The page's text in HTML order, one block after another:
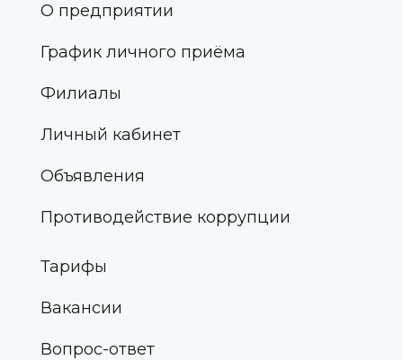
О предприятии
График личного приёма
Филиалы
Личный кабинет
Объявления
Противодействие коррупции
Тарифы
Вакансии
Вопрос-ответ